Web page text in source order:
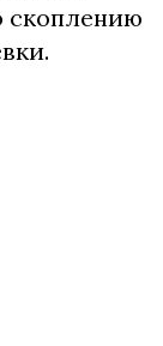
скоплению